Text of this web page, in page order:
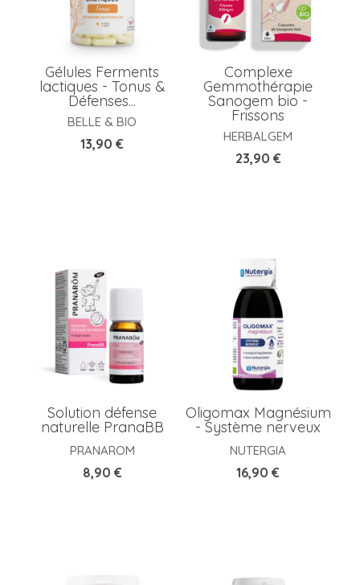
Gélules Ferments
lactiques - Tonus &
Défenses...
BELLE & BIO
Prix
13,90 €
Complexe
Gemmothérapie
Sanogem bio -
Frissons
HERBALGEM
Prix
23,90 €
Solution défense
naturelle PranaBB
PRANAROM
Prix
8,90 €
Oligomax Magnésium
- Système nerveux
NUTERGIA
Prix
16,90 €